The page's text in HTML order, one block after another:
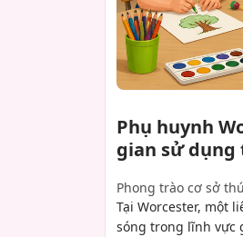
Phụ huynh
gian sử
Phong trào cơ sở
Tại Worcester, một
sóng trong lĩnh vực